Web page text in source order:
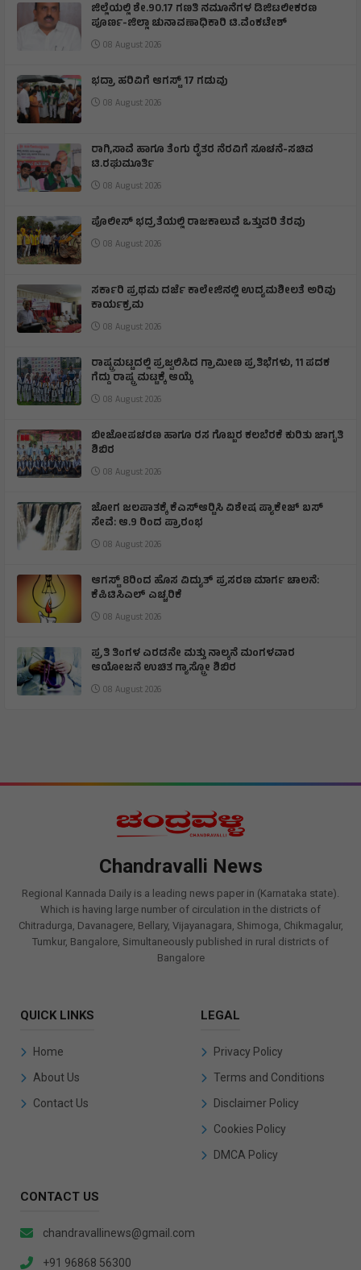
ಜಿಲ್ಲೆಯಲ್ಲಿ ಶೇ.90.17 ಗಣತಿ ನಮೂನೆಗಳ ಡಿಜಿಟಲೀಕರಣ
ಪೂರ್ಣ-ಜಿಲ್ಲಾ ಚುನಾವಣಾಧಿಕಾರಿ ಟಿ.ವೆಂಕಟೇಶ್
08 August 2026
ಭದ್ರಾ ಹರಿವಿಗೆ ಆಗಸ್ಟ್ 17 ಗಡುವು
08 August 2026
ರಾಗಿ,ಸಾವೆ ಹಾಗೂ ತೆಂಗು ರೈತರ ನೆರವಿಗೆ ಸೂಚನೆ-ಸಚಿವ
ಟಿ.ರಘುಮೂರ್ತಿ
08 August 2026
ಪೊಲೀಸ್ ಭದ್ರತೆಯಲ್ಲಿ ರಾಜಕಾಲುವೆ ಒತ್ತುವರಿ ತೆರವು
08 August 2026
ಸರ್ಕಾರಿ ಪ್ರಥಮ ದರ್ಜೆ ಕಾಲೇಜಿನಲ್ಲಿ ಉದ್ಯಮಶೀಲತೆ ಅರಿವು
ಕಾರ್ಯಕ್ರಮ
08 August 2026
ರಾಷ್ಟ್ರಮಟ್ಟದಲ್ಲಿ ಪ್ರಜ್ವಲಿಸಿದ ಗ್ರಾಮೀಣ ಪ್ರತಿಭೆಗಳು, 11 ಪದಕ
ಗೆದ್ದು ರಾಷ್ಟ್ರ ಮಟ್ಟಕ್ಕೆ ಆಯ್ಕೆ
08 August 2026
ಬೀಜೋಪಚರಣ ಹಾಗೂ ರಸ ಗೊಬ್ಬರ ಕಲಬೆರಕೆ ಕುರಿತು ಜಾಗೃತಿ
ಶಿಬಿರ
08 August 2026
ಜೋಗ ಜಲಪಾತಕ್ಕೆ ಕೆಎಸ್‍ಆರ್‍ಟಿಸಿ ವಿಶೇಷ ಪ್ಯಾಕೇಜ್ ಬಸ್
ಸೇವೆ: ಆ.9 ರಿಂದ ಪ್ರಾರಂಭ
08 August 2026
ಆಗಸ್ಟ್ 8ರಿಂದ ಹೊಸ ವಿದ್ಯುತ್ ಪ್ರಸರಣ ಮಾರ್ಗ ಚಾಲನೆ:
ಕೆಪಿಟಿಸಿಎಲ್ ಎಚ್ಚರಿಕೆ
08 August 2026
ಪ್ರತಿ ತಿಂಗಳ ಎರಡನೇ ಮತ್ತು ನಾಲ್ಕನೆ ಮಂಗಳವಾರ
ಆಯೋಜನೆ ಉಚಿತ ಗ್ಯಾಸ್ಟ್ರೋ ಶಿಬಿರ
08 August 2026
Chandravalli News
Regional Kannada Daily is a leading news paper in (Karnataka state).
Which is having large number of circulation in the districts of
Chitradurga, Davanagere, Bellary, Vijayanagara, Shimoga, Chikmagalur,
Tumkur, Bangalore, Simultaneously published in rural districts of
Bangalore
QUICK LINKS
Home
About Us
Contact Us
LEGAL
Privacy Policy
Terms and Conditions
Disclaimer Policy
Cookies Policy
DMCA Policy
CONTACT US
chandravallinews@gmail.com
+91 96868 56300